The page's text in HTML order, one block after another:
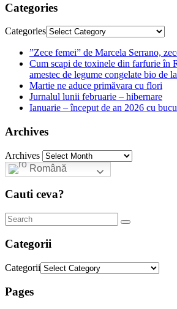
Categories
Categories
”Zece femei” de Marcela Serrano,
Cum scapi de toxinele din farfurie în
amestec de legume congelate bio de
Martie ne aduce primăvara cu flori
Jurnalul lunii februarie – hibernare
Ianuarie – început de an 2026 cu
Archives
Archives
Română
Cauti ceva?
Categorii
Categorii
Pages